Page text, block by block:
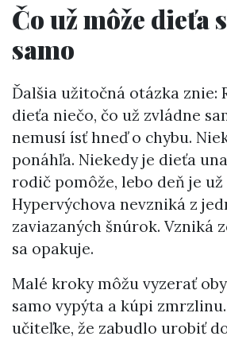
Čo už môže dieťa
samo
Ďalšia užitočná otázka znie:
dieťa niečo, čo už zvládne
nemusí ísť hneď o chybu.
ponáhľa. Niekedy je dieťa
rodič pomôže, lebo deň je
Hypervýchova nevzniká z
zaviazaných šnúrok. Vzniká
sa opakuje.
Malé kroky môžu vyzerať
samo vypýta a kúpi
učiteľke, že zabudlo urobiť